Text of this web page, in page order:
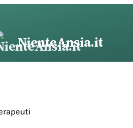
NienteAnsia.it